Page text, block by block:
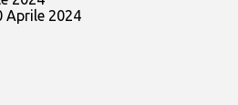
Aprile 2024